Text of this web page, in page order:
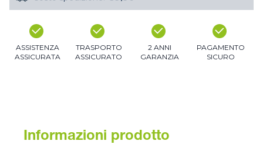
ASSISTENZA
ASSICURATA
TRASPORTO
ASSICURATO
2 ANNI
GARANZIA
PAGAMENTO
SICURO
Informazioni prodotto